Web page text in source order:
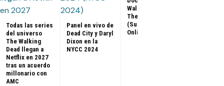
Todas las series
del universo
The Walking
Dead llegan a
Netflix en 2027
tras un acuerdo
millonario con
AMC
Panel en vivo de
Dead City y Daryl
Dixon en la
NYCC 2024
Walking Dead:
The Return
(Subtitulado
Online)